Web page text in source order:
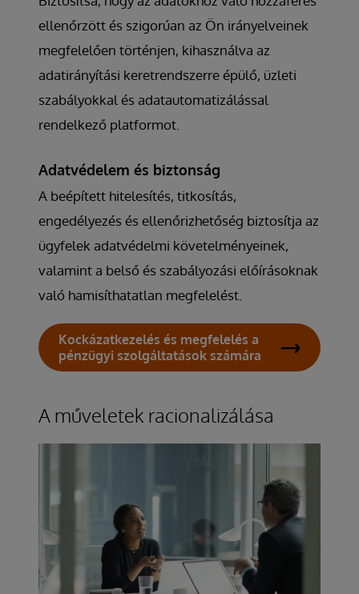
ellenőrzött és szigorúan az Ön irányelveinek
megfelelően történjen, kihasználva az
adatirányítási keretrendszerre épülő, üzleti
szabályokkal és adatautomatizálással
rendelkező platformot.
Adatvédelem és biztonság
A beépített hitelesítés, titkosítás,
engedélyezés és ellenőrizhetőség biztosítja az
ügyfelek adatvédelmi követelményeinek,
valamint a belső és szabályozási előírásoknak
való hamisíthatatlan megfelelést.
Kockázatkezelés és megfelelés a
pénzügyi szolgáltatások számára
A műveletek racionalizálása